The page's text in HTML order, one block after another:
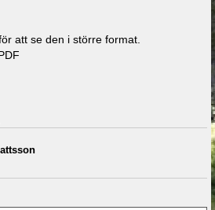
att se den i större format.